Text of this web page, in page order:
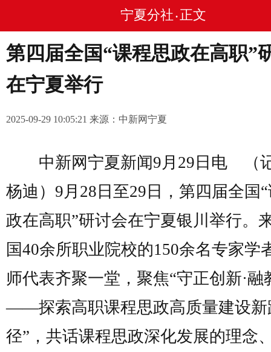
宁夏分社 • 正文
第四届全国“课程思政在高职”
在宁夏举行
2025-09-29 10:05:21 来源：中新网宁夏
中新网宁夏新闻9月29日电
杨迪）9月28日至29日，第四届全国
政在高职”研讨会在宁夏银川举行。
国40余所职业院校的150余名专家学
师代表齐聚一堂，聚焦“守正创新·融
——探索高职课程思政高质量建设新
径”，共话课程思政深化发展的理念